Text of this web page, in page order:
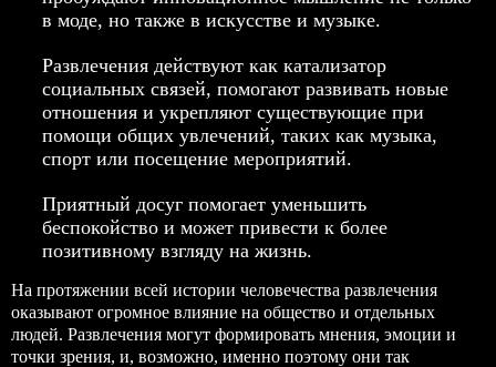
в моде, но также в искусстве и музыке.
Развлечения действуют как катализатор
социальных связей, помогают развивать новые
отношения и укрепляют существующие при
помощи общих увлечений, таких как музыка,
спорт или посещение мероприятий.
Приятный досуг помогает уменьшить
беспокойство и может привести к более
позитивному взгляду на жизнь.
На протяжении всей истории человечества развлечения
оказывают огромное влияние на общество и отдельных
людей. Развлечения могут формировать мнения, эмоции и
точки зрения, и, возможно, именно поэтому они так